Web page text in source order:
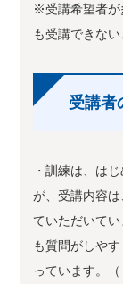
※受講希望者が
も受講できない
受講者
・訓練は、は
が、受講内容
ていただいて
も質問がしや
っています。（